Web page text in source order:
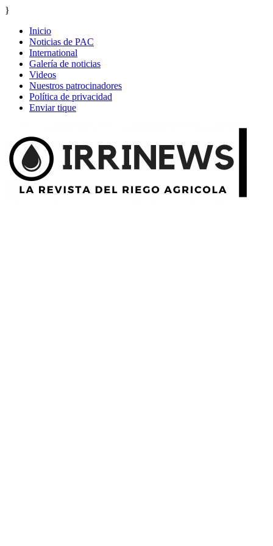
}
Inicio
Noticias de PAC
International
Galería de noticias
Videos
Nuestros patrocinadores
Política de privacidad
Enviar tique